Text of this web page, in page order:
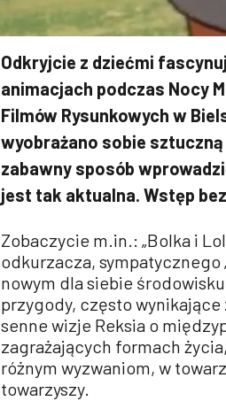
Odkryjcie z dziećmi
animacjach podczas Nocy
Filmów Rysunkowych w
wyobrażano sobie
zabawny sposób
jest tak aktualna. Wstęp
Zobaczycie m.in.: „Bolka i
odkurzacza, sympatycznego
nowym dla siebie
przygody, często
senne wizje Reksia o
zagrażających formach
różnym wyzwaniom, w
towarzyszy.